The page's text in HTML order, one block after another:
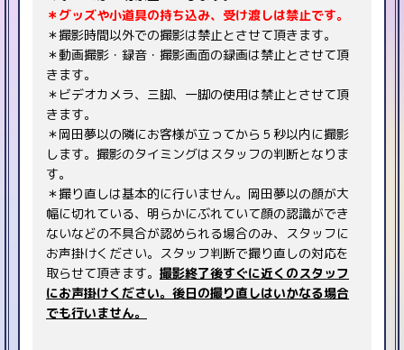
＊グッズや小道具の持ち込み、受け渡しは禁止です。
＊撮影時間以外での撮影は禁止とさせて頂きます。
＊動画撮影・録音・撮影画面の録画は禁止とさせて頂
きます。
＊ビデオカメラ、三脚、一脚の使用は禁止とさせて頂
きます。
＊岡田夢以の隣にお客様が立ってから５秒以内に撮影
します。撮影のタイミングはスタッフの判断となりま
す。
＊撮り直しは基本的に行いません。岡田夢以の顔が大
幅に切れている、明らかにぶれていて顔の認識ができ
ないなどの不具合が認められる場合のみ、スタッフに
お声掛けください。スタッフ判断で撮り直しの対応を
取らせて頂きます。 撮影終了後すぐに近くのスタッフ
にお声掛けください。後日の撮り直しはいかなる場合
でも行いません。